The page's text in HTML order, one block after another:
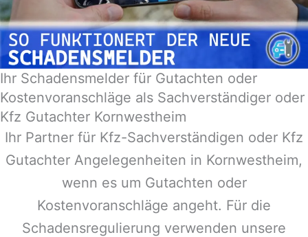
Ihr Schadensmelder für Gutachten oder
Kostenvoranschläge als Sachverständiger oder
Kfz Gutachter Kornwestheim
Ihr Partner für Kfz-Sachverständigen oder Kfz
Gutachter Angelegenheiten in Kornwestheim,
wenn es um Gutachten oder
Kostenvoranschläge angeht. Für die
Schadensregulierung verwenden unsere